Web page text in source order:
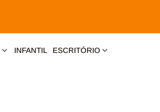
INFANTIL ESCRITÓRIO